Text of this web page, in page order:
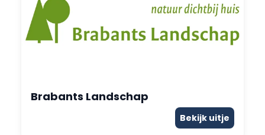
Brabants Landschap
Bekijk uitje